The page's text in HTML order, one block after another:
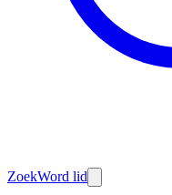
ZoekWord lid